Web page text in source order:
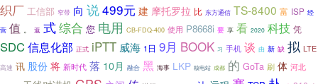
织厂 工信部 窄带 向 说499元 建 摩托罗拉 比 东方通信 TS-8400 富 ISP 经
营 值 返 式综合 您 电用 CB-FDQ-400 使用 P8668i 要 享 看 2020 科技 凭
SDC 信息化部 正式 iPTT 威海 1日 9月 BOOK 习 手机 谈 由 新 缺 拟 LTE
高速 讯 股份 将 新时代 落 10月 融合 黑 海事 LKP 核电站 成都 的 GoTa 刷 体 河北